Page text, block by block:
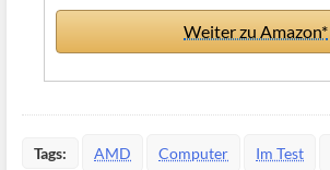
Weiter zu Amazon*
Tags: AMD Computer Im Test